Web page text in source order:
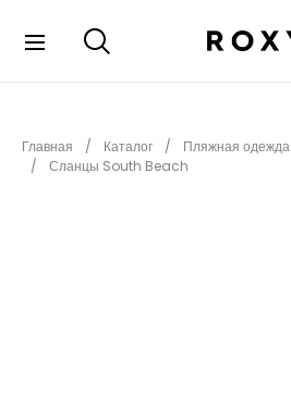
НОВИНКИ
Главная Каталог Пляжная одежда
Сланцы South Beach